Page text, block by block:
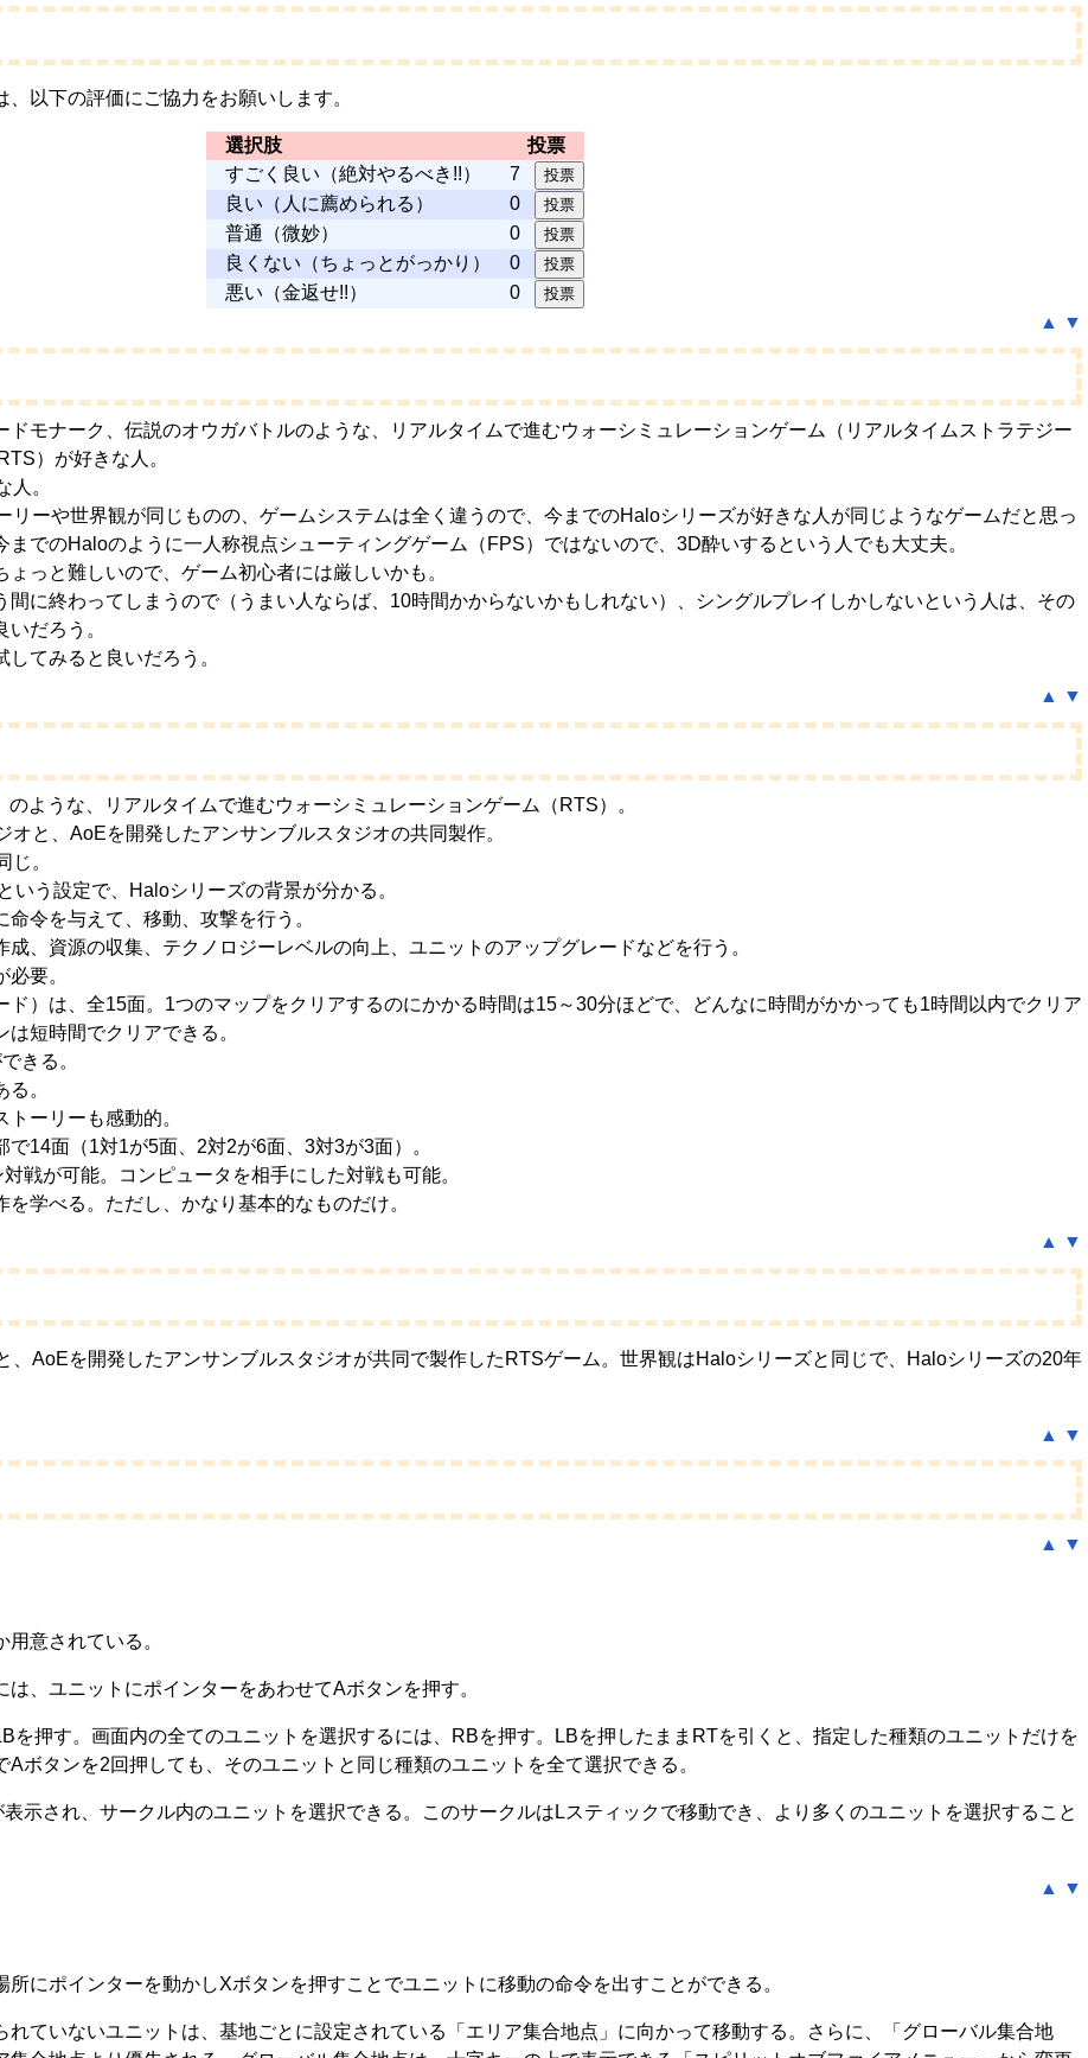
以下の評価にご協力をお願いします。
選択肢
投票
すごく良い（絶対やるべき!!）
7
良い（人に薦められる）
0
普通（微妙）
0
良くない（ちょっとがっかり）
0
悪い（金返せ!!）
0
▲
▼
ドモナーク、伝説のオウガバトルのような、リアルタイムで進むウォーシミュレーションゲーム（リアルタイムストラテジー
）が好きな人。
人。
リーや世界観が同じものの、ゲームシステムは全く違うので、今までのHaloシリーズが好きな人が同じようなゲームだと思っ
でのHaloのように一人称視点シューティングゲーム（FPS）ではないので、3D酔いするという人でも大丈夫。
っと難しいので、ゲーム初心者には厳しいかも。
間に終わってしまうので（うまい人ならば、10時間かからないかもしれない）、シングルプレイしかしないという人は、その
だろう。
てみると良いだろう。
▲ ▼
ような、リアルタイムで進むウォーシミュレーションゲーム（RTS）。
オと、AoEを開発したアンサンブルスタジオの共同製作。
じ。
いう設定で、Haloシリーズの背景が分かる。
令を与えて、移動、攻撃を行う。
、資源の収集、テクノロジーレベルの向上、ユニットのアップグレードなどを行う。
要。
ド）は、全15面。1つのマップをクリアするのにかかる時間は15～30分ほどで、どんなに時間がかかっても1時間以内でクリア
短時間でクリアできる。
きる。
。
ーリーも感動的。
14面（1対1が5面、2対2が6面、3対3が3面）。
戦が可能。コンピュータを相手にした対戦も可能。
学べる。ただし、かなり基本的なものだけ。
▲ ▼
、AoEを開発したアンサンブルスタジオが共同で製作したRTSゲーム。世界観はHaloシリーズと同じで、Haloシリーズの20年
▲ ▼
▲ ▼
意されている。
、ユニットにポインターをあわせてAボタンを押す。
を押す。画面内の全てのユニットを選択するには、RBを押す。LBを押したままRTを引くと、指定した種類のユニットだけを
ボタンを2回押しても、そのユニットと同じ種類のユニットを全て選択できる。
示され、サークル内のユニットを選択できる。このサークルはLスティックで移動でき、より多くのユニットを選択すること
▲ ▼
にポインターを動かしXボタンを押すことでユニットに移動の命令を出すことができる。
れていないユニットは、基地ごとに設定されている「エリア集合地点」に向かって移動する。さらに、「グローバル集合地